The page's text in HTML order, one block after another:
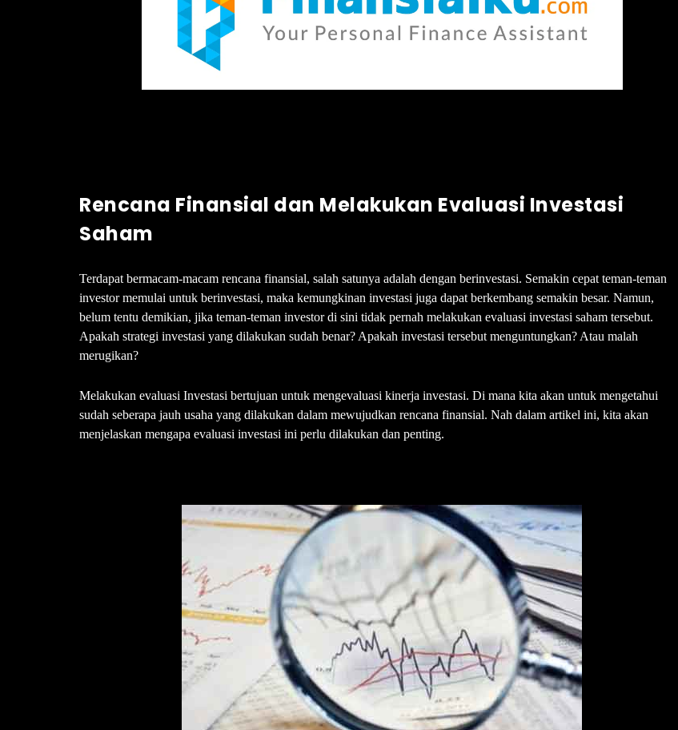
Rencana Finansial dan Melakukan Evaluasi Investasi
Saham
Terdapat bermacam-macam rencana finansial, salah satunya adalah dengan berinvestasi. Semakin cepat teman-teman
investor memulai untuk berinvestasi, maka kemungkinan investasi juga dapat berkembang semakin besar. Namun,
belum tentu demikian, jika teman-teman investor di sini tidak pernah melakukan evaluasi investasi saham tersebut.
Apakah strategi investasi yang dilakukan sudah benar? Apakah investasi tersebut menguntungkan? Atau malah
merugikan?
Melakukan evaluasi Investasi bertujuan untuk mengevaluasi kinerja investasi. Di mana kita akan untuk mengetahui
sudah seberapa jauh usaha yang dilakukan dalam mewujudkan rencana finansial. Nah dalam artikel ini, kita akan
menjelaskan mengapa evaluasi investasi ini perlu dilakukan dan penting.